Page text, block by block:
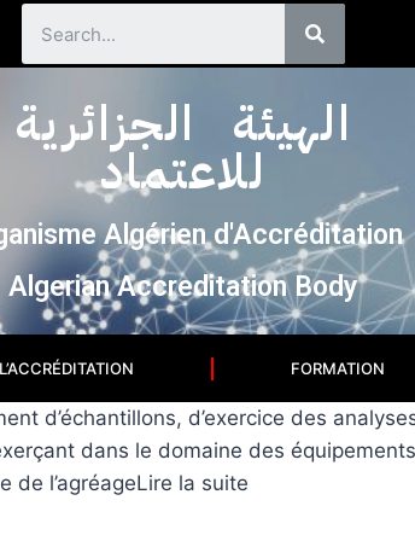
الهيئة الجزائرية
للاعتماد
Algérien d'Accréditation
Algerian Accreditation Body
L’ACCRÉDITATION FORMATION
d’échantillons, d’exercice des
dans le domaine des
de l’agréageLire la suite